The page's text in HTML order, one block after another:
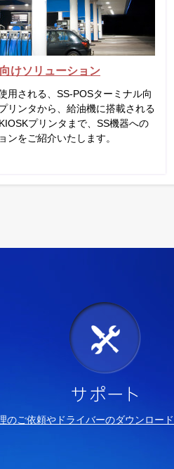
けソリューション
用される、SS-POSターミナル向
リンタから、給油機に搭載される
プリンタまで、SS機器への
ンをご紹介いたします。
のご依頼やドライバーのダウンロー